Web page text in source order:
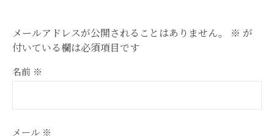
メールアドレスが公開されることはありません。 ※ が
付いている欄は必須項目です
名前 ※
メール ※